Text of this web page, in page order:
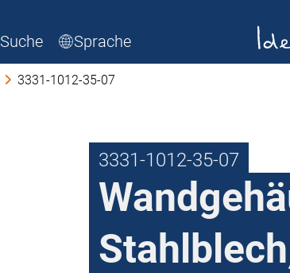
Suche Sprache
3331-1012-35-07
3331-1012-35-07